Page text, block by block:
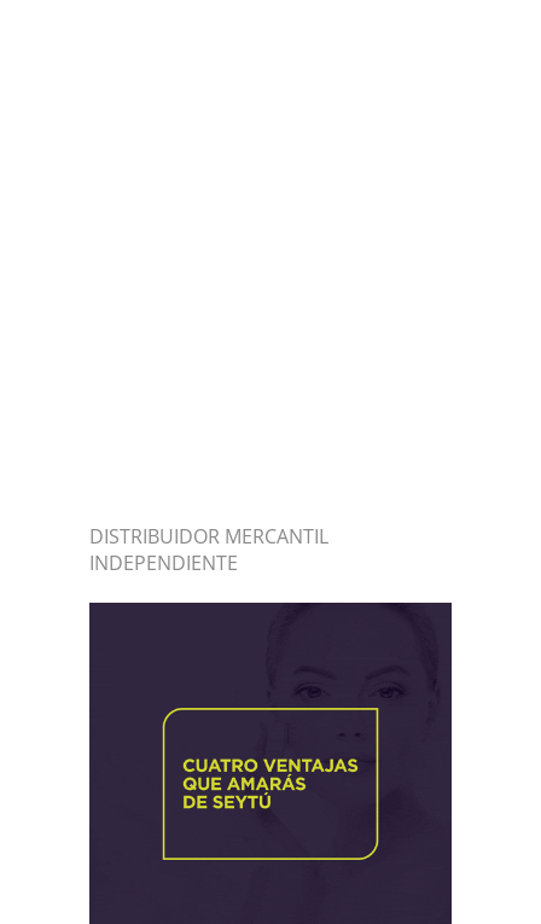
DISTRIBUIDOR MERCANTIL
INDEPENDIENTE